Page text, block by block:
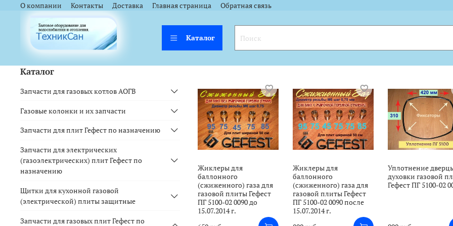
О компании Контакты Доставка Главная страница Обратная связь
Каталог
Жиклеры для
баллонного
(сжиженного) газа для
газовой плиты Гефест
ПГ 5100-02 0090 до
15.07.2014 г.
Жиклеры для
баллонного
(сжиженного) газа для
газовой плиты Гефест
ПГ 5100-02 0090 после
15.07.2014 г.
Уплотнение
духовки газовой
Гефест ПГ 5100-02
Каталог
Запчасти для газовых котлов АОГВ
Газовые колонки и их запчасти
Запчасти для плит Гефест по назначению
Запчасти для электрических
(газоэлектрических) плит Гефест по
назначению
Щитки для кухонной газовой
(электрической) плиты защитные
Запчасти для газовых плит Гефест по
<a href="https://webmaster.yandex.ru/siteinfo/?site=https://www.tskl.ru"><img width="88" height="31" alt="" border="0" src="https://yandex.ru/
<a href="https://webmaster.yandex.ru/siteinfo/?site=https://www.tskl.ru"><img width="88" height="31" alt="" border="0" src="https://yandex.ru/